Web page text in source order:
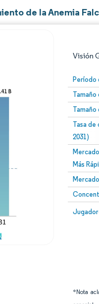
de la Anemia
Visión
Período
Tasa de
2031)
Más
*Nota
Imagen ©
El uso requiere atribución